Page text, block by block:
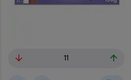
11